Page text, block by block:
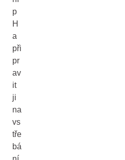
p
H
a
při
pr
av
it
ji
na
vs
tře
bá